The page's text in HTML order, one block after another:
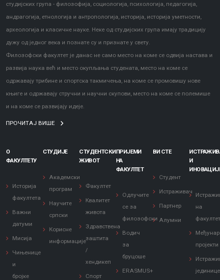
студијских група - филозофија, социологија, психологија, педагогија,
андрагогија, етнологија и антропологија, историја, историја уметности,
археологија и класичне науке. Неке од студијских група имају традицију
дужу од једног века и познате су и признате у свету.
Филозофски факултет је данас не само место на коме се одвија настава и
развија наука већ и место окупљања студената, место на коме се
одржавају трибине и спортска такмичења, на коме се промовишу нове
књиге и одржавају стручни и научни скупови, место на коме се полемише
и на коме се развијају идеје.
ПРОЧИТАЈ ВИШЕ
О
ФАКУЛТЕТУ
Историја
факултета
Важни
датуми
Мисија
Чињенице
и
бројке
СТУДИЈЕ
Академски
програм
Научите
српски
Корисне
информације
СТУДЕНТСКИ
ЖИВОТ
Факултет
Квалитет
живота
Здравствена
заштита
/
хендикеп
Спорт
ПРИЈЕМИ
НА
ФАКУЛТЕТ
Одлучите
се за
филозофски
Водич
за
бруцоше
ERASMUS+
ВИ СТЕ
Студент
Истраживач
Партнер
Алумни
И
на
пројекти
јединице